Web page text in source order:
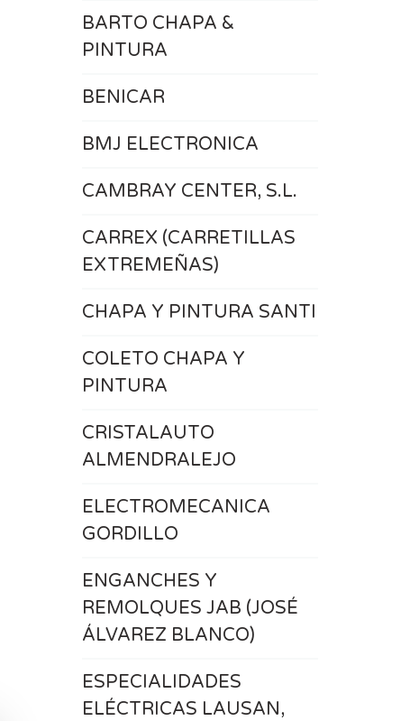
BARTO CHAPA &
PINTURA
BENICAR
BMJ ELECTRONICA
CAMBRAY CENTER, S.L.
CARREX (CARRETILLAS
EXTREMEÑAS)
CHAPA Y PINTURA SANTI
COLETO CHAPA Y
PINTURA
CRISTALAUTO
ALMENDRALEJO
ELECTROMECANICA
GORDILLO
ENGANCHES Y
REMOLQUES JAB (JOSÉ
ÁLVAREZ BLANCO)
ESPECIALIDADES
ELÉCTRICAS LAUSAN,